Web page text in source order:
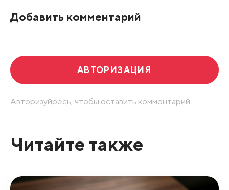
Добавить комментарий
АВТОРИЗАЦИЯ
Авторизуйресь, чтобы оставить комментарий.
Читайте также